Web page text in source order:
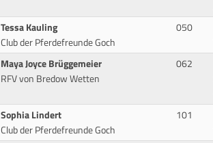
Tessa Kauling
Club der Pferdefreunde Goch
050
Maya Joyce Brüggemeier
RFV von Bredow Wetten
062
Sophia Lindert
Club der Pferdefreunde Goch
101